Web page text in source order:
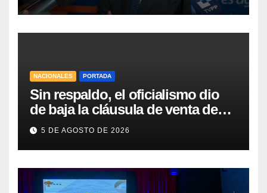
NACIONALES PORTADA
Sin respaldo, el oficialismo dio
de baja la cláusula de venta de
tierras a extranjeros para salvar la
sesión
5 DE AGOSTO DE 2026